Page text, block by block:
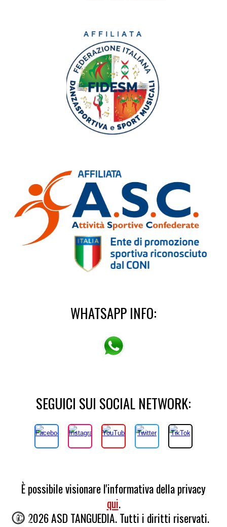
WHATSAPP INFO:
SEGUICI SUI SOCIAL NETWORK:
È possibile visionare l'informativa della privacy
qui.
© 2026 ASD TANGUEDIA. Tutti i diritti riservati.